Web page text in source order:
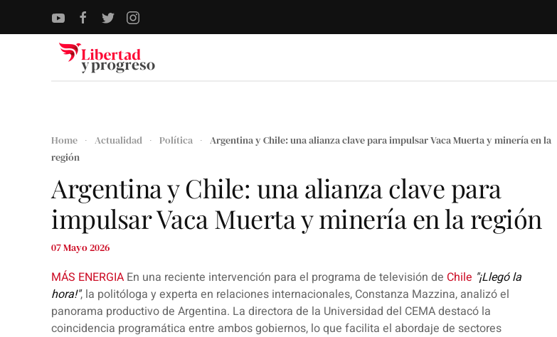
Skip to main content
Home Actualidad Política
Argentina y Chile: una alianza clave para impulsar Vaca Muerta y minería en la
región
Argentina y Chile: una alianza clave para
impulsar Vaca Muerta y minería en la región
07 Mayo 2026
MÁS ENERGIA En una reciente intervención para el programa de televisión de Chile "¡Llegó la
hora!", la politóloga y experta en relaciones internacionales, Constanza Mazzina, analizó el
panorama productivo de Argentina. La directora de la Universidad del CEMAdestacó la
coincidencia programática entre ambos gobiernos, lo que facilita el abordaje de sectores